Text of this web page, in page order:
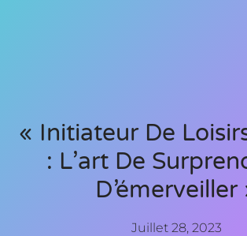
« Initiateur De
: L’art De
D’émerveiller
Juillet 28, 2023